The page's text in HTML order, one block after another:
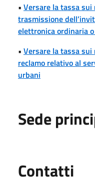
• Versare la tassa
trasmissione
elettronica ordinaria
• Versare la tassa
reclamo relativo al
urbani
Sede
Contatti